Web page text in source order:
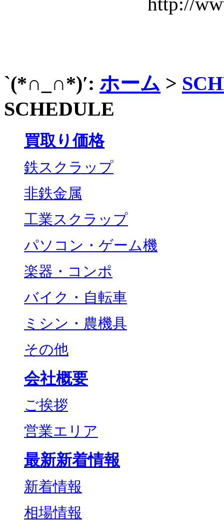
`(*∩_∩*)′: ホーム >
SCHEDULE
買取り価格
鉄スクラップ
非鉄金属
工業スクラップ
パソコン・ゲーム機
楽器・コンポ
バイク・自転車
ミシン・農機具
その他
会社概要
ご挨拶
営業エリア
最新新着情報
新着情報
相場情報